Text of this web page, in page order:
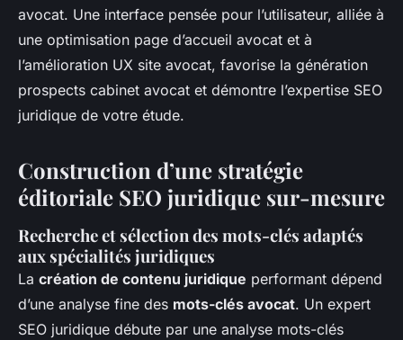
avocat. Une interface pensée pour l’utilisateur, alliée à
une optimisation page d’accueil avocat et à
l’amélioration UX site avocat, favorise la génération
prospects cabinet avocat et démontre l’expertise SEO
juridique de votre étude.
Construction d’une stratégie
éditoriale SEO juridique sur-mesure
Recherche et sélection des mots-clés adaptés
aux spécialités juridiques
La création de contenu juridique performant dépend
d’une analyse fine des mots-clés avocat. Un expert
SEO juridique débute par une analyse mots-clés